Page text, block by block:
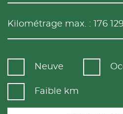
Kilométrage max. : 176 129
Neuve
Faible km